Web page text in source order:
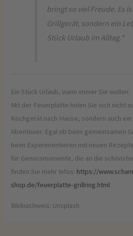
bringt so viel Freude. Es
Grillgerät, sondern ein
Stück Urlaub im Alltag.“
Ein Stück Urlaub, wann immer Sie wollen
Mit der Feuerplatte holen Sie sich nicht
Kochgerät nach Hause, sondern auch
Abenteuer. Egal ob beim gemeinsamen
beim Experimentieren mit neuen
für Genussmomente, die an die
finden Sie mehr Infos: https://
shop.de/feuerplatte-grillring.html
Bildnachweis: Unsplash